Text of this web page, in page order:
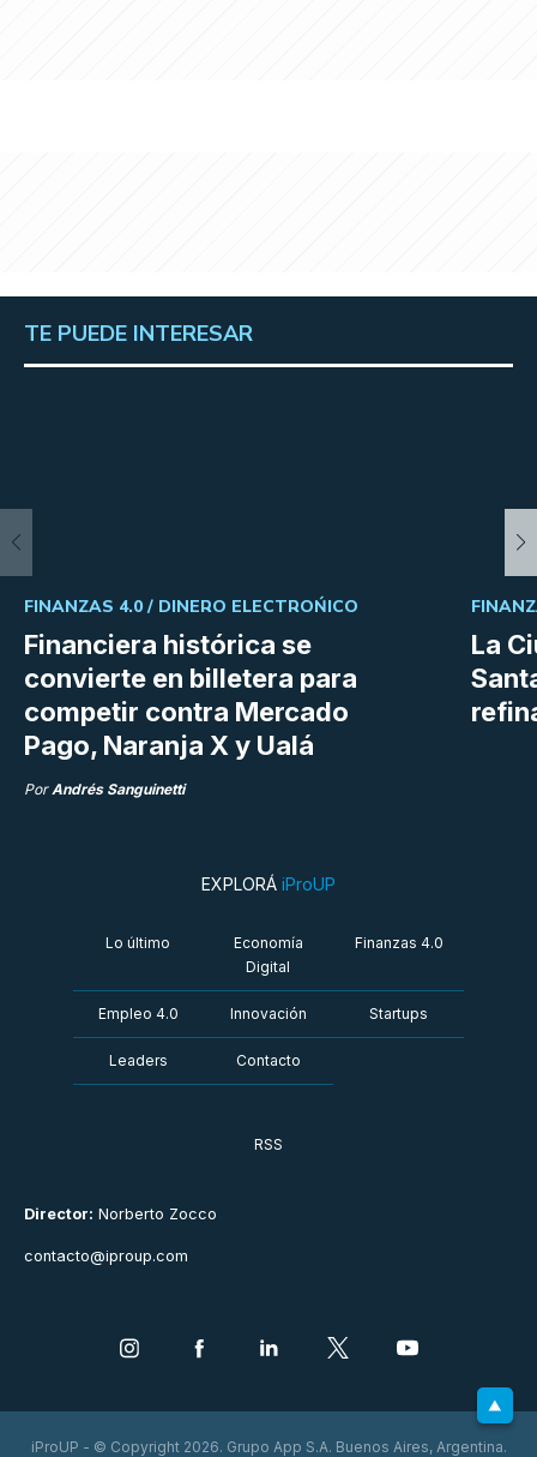
TE PUEDE INTERESAR
Financiera histórica se
convierte en billetera para
competir contra Mercado
Pago, Naranja X y Ualá
FINANZAS 4.0 / DINERO ELECTROŃICO
PorAndrés Sanguinetti
La
Director: Norberto Zocco
contacto@iproup.com
EXPLORÁ iProUP
Lo último
Economía
Digital
Finanzas 4.0
Empleo 4.0 Innovación Startups
Leaders Contacto
RSS
iProUP - © Copyright 2026. Grupo App S.A. Buenos Aires, Argentina.